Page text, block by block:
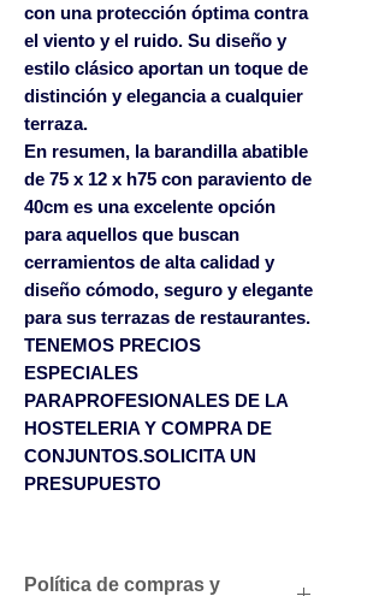
con una protección óptima contra
el viento y el ruido. Su diseño y
estilo clásico aportan un toque de
distinción y elegancia a cualquier
terraza.
En resumen, la barandilla abatible
de 75 x 12 x h75 con paraviento de
40cm es una excelente opción
para aquellos que buscan
cerramientos de alta calidad y
diseño cómodo, seguro y elegante
para sus terrazas de restaurantes.
TENEMOS PRECIOS
ESPECIALES
PARAPROFESIONALES DE LA
HOSTELERIA Y COMPRA DE
CONJUNTOS.SOLICITA UN
PRESUPUESTO
Política de compras y